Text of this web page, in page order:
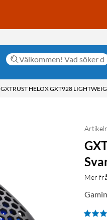
GXTRUST HELOX GXT928
Mer